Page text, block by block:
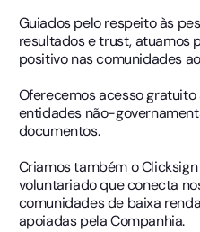
Guiados pelo respeito às
resultados e trust, atuamos
positivo nas comunidades
Oferecemos acesso
entidades não-
documentos.
Criamos também o
voluntariado que conecta
comunidades de baixa
apoiadas pela Companhia.